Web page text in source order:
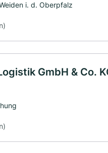
i. d. Oberpfalz
GmbH & Co.